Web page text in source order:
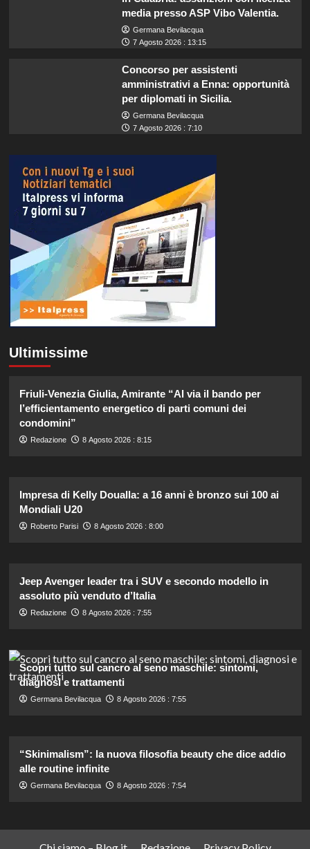
media presso ASP Vibo Valentia.
Germana Bevilacqua
7 Agosto 2026 : 13:15
Concorso per assistenti
amministrativi a Enna: opportunità
per diplomati in Sicilia.
Germana Bevilacqua
7 Agosto 2026 : 7:10
Ultimissime
Friuli-Venezia Giulia, Amirante “Al via il bando per
l’efficientamento energetico di parti comuni dei
condomini”
Redazione 8 Agosto 2026 : 8:15
Impresa di Kelly Doualla: a 16 anni è bronzo sui 100 ai
Mondiali U20
Roberto Parisi 8 Agosto 2026 : 8:00
Jeep Avenger leader tra i SUV e secondo modello in
assoluto più venduto d’Italia
Redazione 8 Agosto 2026 : 7:55
Scopri tutto sul cancro al seno maschile: sintomi,
diagnosi e trattamenti
Germana Bevilacqua 8 Agosto 2026 : 7:55
“Skinimalism”: la nuova filosofia beauty che dice addio
alle routine infinite
Germana Bevilacqua 8 Agosto 2026 : 7:54